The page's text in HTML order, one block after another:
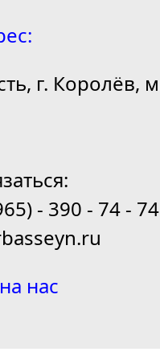
г.
- 390 - 74 - 74
нас